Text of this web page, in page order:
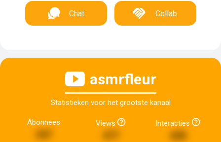
Chat Collab
asmrfleur
Statistieken voor het grootste kanaal
Abonnees Views Interacties
428